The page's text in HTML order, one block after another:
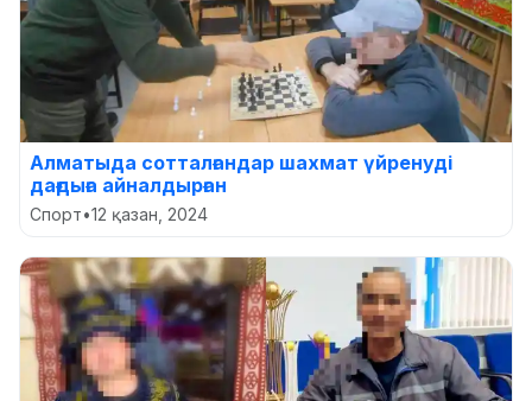
Алматыда сотталғандар шахмат үйренуді
дағдыға айналдырған
Спорт•12 қазан, 2024